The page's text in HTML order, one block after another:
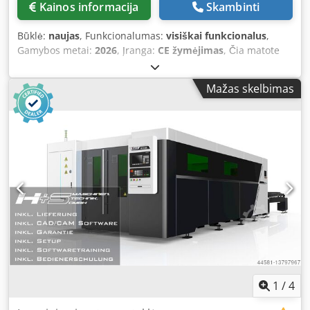
paliesiamuoju spalvotu ekranu Integruoti technologiniai
duomenys Žalvario pjovimo paketas • N2 pjovimo
duomenys Automatinis išjungimas Programuojamas
pjovimo dujų / slėgio pasirinkimas „Microweld“ Nuotolinės
techninės pagalbos sąsaja Daugialapio apdirbimo funkcija
(• Neįmanoma kartu su automatizavimu) Būklės valdymo
sistema Funkcijos: AdjustLine ControlLine FastLine FlyLine
NitroLine PierceLine (• Papildomai nuo TruDisk 6001:
pradūrimo proceso valdymas ir stebėjimas) FocusLine
Duomenų perdavimas: USB sąsaja RJ-45 tinklo sąsaja
Central Link „Online Update Manager“ • Automatinis
atnaujinimų atsisiuntimas per nuotolinės techninės
pagalbos ryšį • Atnaujinimų diegimas įjungus įrenginį arba
kliento arba TRUMPF serviso paslaugų teikėjo • Norint
naudotis, turi būti įjungta internetinė atnaujinimų valdymo
sistema; klientas gali ją bet kada išjungti Dsdpfjzpy Rxjx
Aayjkr Saugumas: CE žymėjimas Šviesos užtvaros
Daugialopė dulkių surinkimo sistema Įrenginio korpusas su
sertifikuotu permatomu stiklu, durys dešinėje Papildoma
Kainos informacija Skambinti
Būklė: naujas, Funkcionalumas: visiškai funkcionalus,
Gamybos metai: 2026, Įranga: CE žymėjimas, Čia matote
kasetinį lentynų sistemą, skirtą metalo lakštams laikyti,
kurių matmenys yra nuo 1 x 2 metrų iki 6 x 2 metrų,
užtikrinant efektyvų vietos išnaudojimą. Tai yra tvirta,
suvirinta plieninė konstrukcija. Didžiausia galima apkrova –
3000 kg. Visos lentynos gali būti apkraunamos iki 100 %.
Lengva įdėti ir išimti metalo lakštus. Galima prijungti prie
automatizuotų lazerinių ir štampavimo staklių. Pagrindiniai
privalumai: - 2,5 karto daugiau metalo lakštų lyginant su
konsolinėmis lentynomis, užimant tą patį plotą - Tvarkingas
ir aiškus išvaizdos dizainas - Nebereikia jaudintis dėl
pažeistų metalo lakštų - Didelis tarpas tarp kasetės ir stovo,
leidžiantis įdėti lakštus Dedpfx Aozrgq Roayskr - Šoninės
atviros kasetės, leidžiančios lengvai išimti net plonus
metalo lakštus be krano - Automatinis paletės iškroviklis,
kuris gali būti laisvai perkeltas (žiūrėkite vaizdo įrašą) -
Standartinė gamyklinė cinkuoto paviršiaus apdaila - CE
ženklas ir statinis skaičiavimas - Sumažėja gaisro apkrova
Mažas skelbimas
1 /4